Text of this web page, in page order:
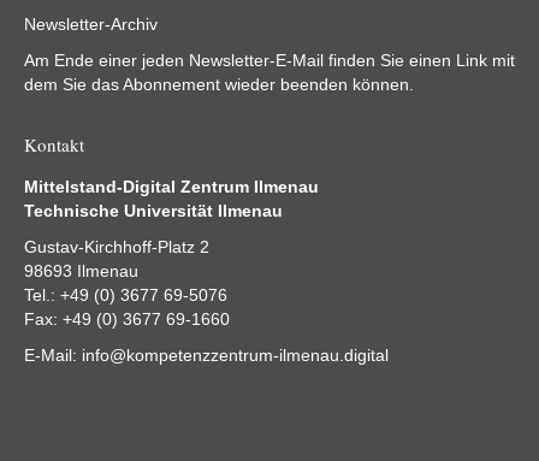
Newsletter-Archiv
Am Ende einer jeden Newsletter-E-Mail finden Sie einen Link mit
dem Sie das Abonnement wieder beenden können.
Kontakt
Mittelstand-Digital Zentrum Ilmenau
Technische Universität Ilmenau
Gustav-Kirchhoff-Platz 2
98693 Ilmenau
Tel.: +49 (0) 3677 69-5076
Fax: +49 (0) 3677 69-1660
E-Mail: info@kompetenzzentrum-ilmenau.digital